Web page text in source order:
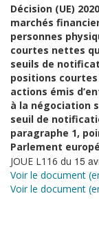
Décision (UE)
marchés
personnes
courtes nettes
seuils de
positions
actions émis
à la négociation
seuil de
paragraphe 1,
Parlement
JOUE L116 du 15
Voir le document
Voir le document